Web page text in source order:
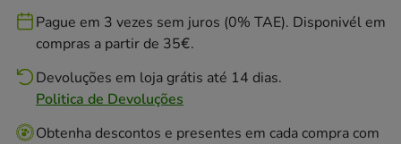
Pague em 3 vezes sem juros (0% TAE). Disponivél em
compras a partir de 35€.
Devoluções em loja grátis até 14 dias.
Politica de Devoluções
Obtenha descontos e presentes em cada compra com